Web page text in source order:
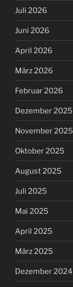
Juli 2026
Juni 2026
April 2026
März 2026
Februar 2026
Dezember 2025
November 2025
Oktober 2025
August 2025
Juli 2025
Mai 2025
April 2025
März 2025
Dezember 2024